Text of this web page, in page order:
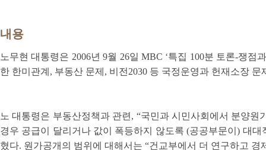
내용
노무현 대통령은 2006년 9월 26일 MBC ‘특집 100분 토론-쟁
한 한미관계, 부동산 문제, 비전2030 등 국정운영과 헌재소장
노 대통령은 부동산정책과 관련, “국민과 시민사회에서 분양
경우 공급이 달리거나 값이 폭등하지 않도록 (공공부문이) 대
혔다. 원가공개의 범위에 대해서는 “건교부에서 더 연구하고